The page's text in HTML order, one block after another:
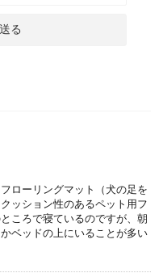
ローリングマット（犬の足を
ッション性のあるペット用フ
ころで寝ているのですが、朝
ベッドの上にいることが多い